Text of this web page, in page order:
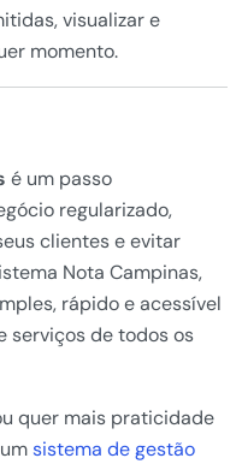
visualizar e
momento.
é um passo
regularizado,
clientes e evitar
Nota Campinas,
rápido e acessível
serviços de todos os
quer mais praticidade
sistema de gestão